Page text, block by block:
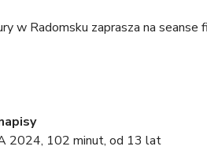
w Radomsku zaprasza na seanse
2024, 102 minut, od 13 lat